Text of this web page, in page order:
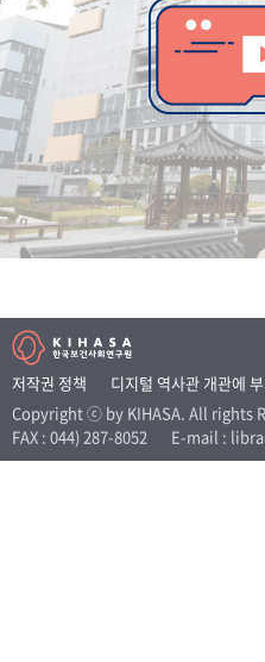
사진 아카이브 문서 기록물
50 주년 기념
성과 50선 숫자로 보는 50년
세계와 함께 한 KIHASA
VR 역사관
저작권 정책 디지털 역사관 개관에
Copyright ⓒ by KIHASA. All rights
FAX : 044) 287-8052
E-mail :